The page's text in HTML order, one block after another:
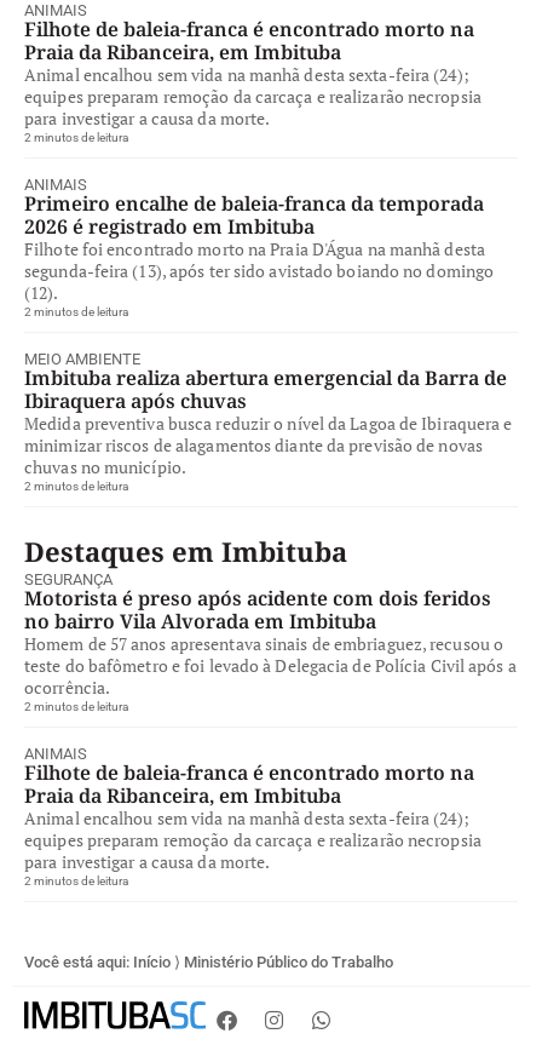
ANIMAIS
Filhote de baleia-franca é encontrado morto na
Praia da Ribanceira, em Imbituba
Animal encalhou sem vida na manhã desta sexta-feira (24);
equipes preparam remoção da carcaça e realizarão necropsia
para investigar a causa da morte.
2 minutos de leitura
ANIMAIS
Primeiro encalhe de baleia-franca da temporada
2026 é registrado em Imbituba
Filhote foi encontrado morto na Praia D'Água na manhã desta
segunda-feira (13), após ter sido avistado boiando no domingo
(12).
2 minutos de leitura
MEIO AMBIENTE
Imbituba realiza abertura emergencial da Barra de
Ibiraquera após chuvas
Medida preventiva busca reduzir o nível da Lagoa de Ibiraquera e
minimizar riscos de alagamentos diante da previsão de novas
chuvas no município.
2 minutos de leitura
Destaques em Imbituba
SEGURANÇA
Motorista é preso após acidente com dois feridos
no bairro Vila Alvorada em Imbituba
Homem de 57 anos apresentava sinais de embriaguez, recusou o
teste do bafômetro e foi levado à Delegacia de Polícia Civil após a
ocorrência.
2 minutos de leitura
ANIMAIS
Filhote de baleia-franca é encontrado morto na
Praia da Ribanceira, em Imbituba
Animal encalhou sem vida na manhã desta sexta-feira (24);
equipes preparam remoção da carcaça e realizarão necropsia
para investigar a causa da morte.
2 minutos de leitura
Você está aqui: Início ⟩ Ministério Público do Trabalho